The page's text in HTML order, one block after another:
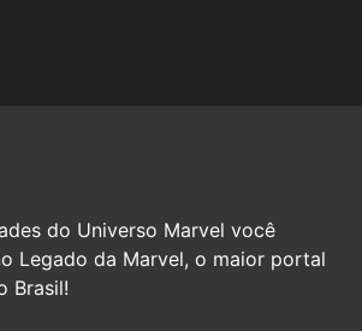
do Universo Marvel você
Legado da Marvel, o maior portal
Brasil!